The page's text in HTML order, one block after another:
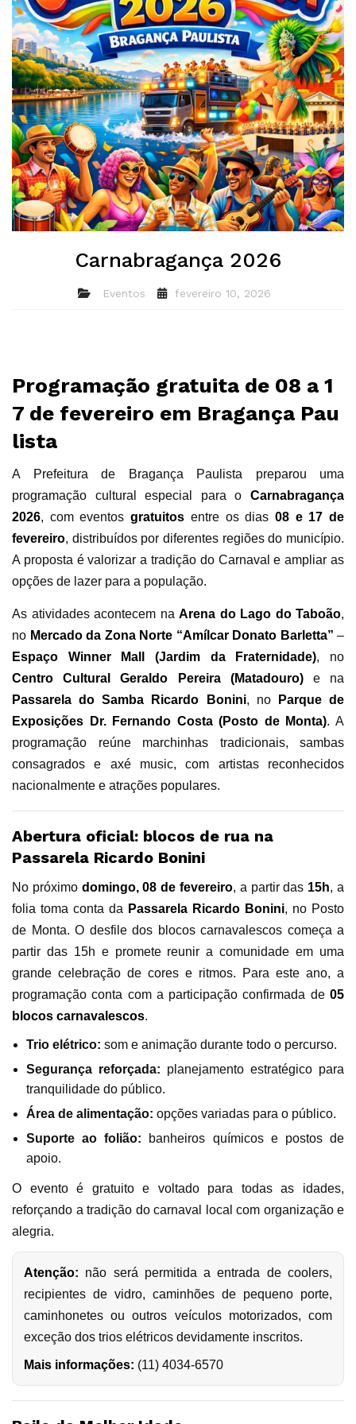
Carnabragança 2026
Eventos fevereiro 10, 2026
Programação gratuita de 08 a 1
7 de fevereiro em Bragança Pau
lista
A Prefeitura de Bragança Paulista preparou uma
programação cultural especial para o Carnabragança
2026, com eventosgratuitos entre os dias 08 e 17 de
fevereiro, distribuídos por diferentes regiões do município.
A proposta é valorizar a tradição do Carnaval e ampliar as
opções de lazer para a população.
As atividades acontecem na Arena do Lago do Taboão,
no Mercado da Zona Norte “Amílcar Donato Barletta” –
Espaço Winner Mall (Jardim da Fraternidade), no
Centro Cultural Geraldo Pereira (Matadouro)e na
Passarela do Samba Ricardo Bonini, no
Parque de
Exposições Dr. Fernando Costa (Posto de Monta). A
programação reúne marchinhas tradicionais, sambas
consagrados e axé music, com artistas reconhecidos
nacionalmente e atrações populares.
Abertura oficial: blocos de rua na
Passarela Ricardo Bonini
No próximo domingo, 08 de fevereiro, a partir das 15h, a
folia toma conta da Passarela Ricardo Bonini, no Posto
de Monta. O desfile dos blocos carnavalescos começa a
partir das 15h e promete reunir a comunidade em uma
grande celebração de cores e ritmos. Para este ano, a
programação conta com a participação confirmada de 05
blocos carnavalescos.
Trio elétrico: som e animação durante todo o percurso.
Segurança reforçada: planejamento estratégico para
tranquilidade do público.
Área de alimentação: opções variadas para o público.
Suporte ao folião: banheiros químicos e postos de
apoio.
O evento é gratuito e voltado para todas as idades,
reforçando a tradição do carnaval local com organização e
alegria.
Atenção: não será permitida a entrada de coolers,
recipientes de vidro, caminhões de pequeno porte,
caminhonetes ou outros veículos motorizados, com
exceção dos trios elétricos devidamente inscritos.
Mais informações: (11) 4034-6570